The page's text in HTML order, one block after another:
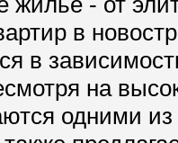
в
в
на
одними